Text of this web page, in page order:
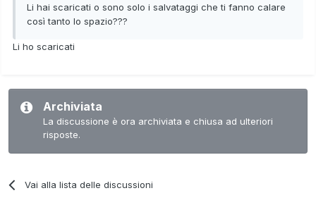
Li hai scaricati o sono solo i salvataggi che ti fanno calare
così tanto lo spazio???
Li ho scaricati
Archiviata
La discussione è ora archiviata e chiusa ad ulteriori
risposte.
Vai alla lista delle discussioni